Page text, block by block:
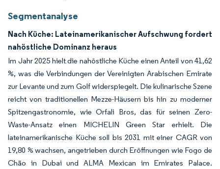
Segmentanalyse
Nach Küche: Lateinamerikanischer Aufschwung fordert
nahöstliche Dominanz heraus
Im Jahr 2025 hielt die nahöstliche Küche einen Anteil von 41,62
%, was die Verbindungen der Vereinigten Arabischen Emirate
zur Levante und zum Golf widerspiegelt. Die kulinarische Szene
reicht von traditionellen Mezze-Häusern bis hin zu moderner
Spitzengastronomie, wie Orfali Bros, das für seinen Zero-
Waste-Ansatz einen MICHELIN Green Star erhielt. Die
lateinamerikanische Küche soll bis 2031 mit einer CAGR von
19,80 % wachsen, angetrieben durch Eröffnungen wie Fogo de
Chão in Dubai und ALMA Mexican im Emirates Palace.